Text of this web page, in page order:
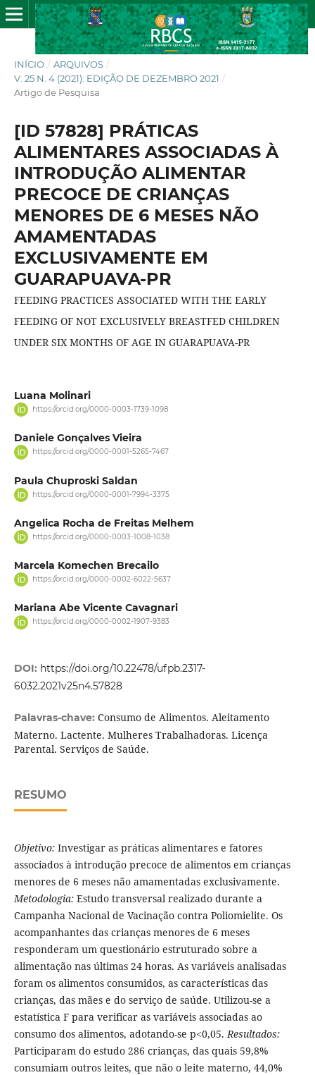
INÍCIO / ARQUIVOS /
V. 25 N. 4 (2021): EDIÇÃO DE DEZEMBRO 2021 /
Artigo de Pesquisa
[ID 57828] PRÁTICAS
ALIMENTARES ASSOCIADAS À
INTRODUÇÃO ALIMENTAR
PRECOCE DE CRIANÇAS
MENORES DE 6 MESES NÃO
AMAMENTADAS
EXCLUSIVAMENTE EM
GUARAPUAVA-PR
FEEDING PRACTICES ASSOCIATED WITH THE EARLY
FEEDING OF NOT EXCLUSIVELY BREASTFED CHILDREN
UNDER SIX MONTHS OF AGE IN GUARAPUAVA-PR
Luana Molinari
https://orcid.org/0000-0003-1739-1098
Daniele Gonçalves Vieira
https://orcid.org/0000-0001-5265-7467
Paula Chuproski Saldan
https://orcid.org/0000-0001-7994-3375
Angelica Rocha de Freitas Melhem
https://orcid.org/0000-0003-1008-1038
Marcela Komechen Brecailo
https://orcid.org/0000-0002-6022-5637
Mariana Abe Vicente Cavagnari
https://orcid.org/0000-0002-1907-9383
DOI: https://doi.org/10.22478/ufpb.2317-
6032.2021v25n4.57828
Palavras-chave: Consumo de Alimentos. Aleitamento
Materno. Lactente. Mulheres Trabalhadoras. Licença
Parental. Serviços de Saúde.
RESUMO
Objetivo:Investigar as práticas alimentares e fatores
associados à introdução precoce de alimentos em crianças
menores de 6 meses não amamentadas exclusivamente.
Metodologia:Estudo transversal realizado durante a
Campanha Nacional de Vacinação contra Poliomielite. Os
acompanhantes das crianças menores de 6 meses
responderam um questionário estruturado sobre a
alimentação nas últimas 24 horas. As variáveis analisadas
foram os alimentos consumidos, as características das
crianças, das mães e do serviço de saúde. Utilizou-se a
estatística F para verificar as variáveis associadas ao
consumo dos alimentos, adotando-se p<0,05. Resultados:
Participaram do estudo 286 crianças, das quais 59,8%
consumiam outros leites, que não o leite materno, 44,0%